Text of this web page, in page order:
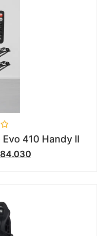
410 Handy II